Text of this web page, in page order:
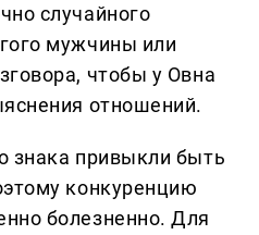
случайного
мужчины или
чтобы у Овна
отношений.
знака привыкли быть
конкуренцию
болезненно. Для